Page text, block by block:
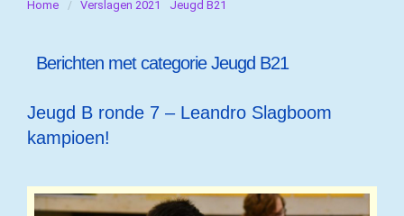
Home Verslagen 2021 Jeugd B21
Berichten met categorieJeugd B21
Jeugd B ronde 7 – Leandro Slagboom
kampioen!